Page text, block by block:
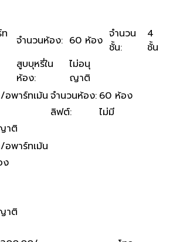
จำนวนห้อง: 60 ห้อง จำนวน
ชั้น:
4
ชั้น
สูบบุหรี่ใน
ห้อง:
ไม่อนุ
ญาติ
พาร์ทเม้น จำนวนห้อง: 60 ห้อง
ลิฟต์:
ไม่มี
าติ
พาร์ทเม้น
ง
าติ